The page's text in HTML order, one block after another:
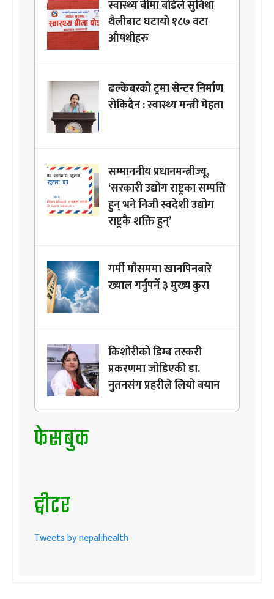
स्वास्थ्य बीमा बोर्डले सुविधा
थैलीबाट घटायो १८७ वटा
औषधीहरु
ढल्केबरको ट्रमा सेन्टर निर्माण
रोकिदैन : स्वास्थ्य मन्त्री मेहता
सम्माननीय प्रधानमन्त्रीज्यू,
‘सरकारी उद्योग राष्ट्रका सम्पत्ति
हुन् भने निजी स्वदेशी उद्योग
राष्ट्रकै शक्ति हुन्’
गर्मी मौसममा खानपिनबारे
ख्याल गर्नुपर्ने ३ मुख्य कुरा
किशोरीको डिम्ब तस्करी
प्रकरणमा जोडिएकी डा.
नुतनसंग प्रहरीले लियो बयान
फेसबुक
ट्वीटर
Tweets by nepalihealth